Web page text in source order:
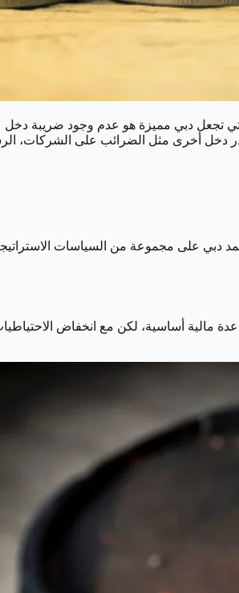
تجعل دبي مميزة هو عدم وجود ضريبة دخل
دخل أخرى مثل الضرائب على الشركات،
دبي على مجموعة من السياسات
لدبي بعد اكتشافه في حقل الفاتح عام 1966، شكلت عائدات النفط قاعدة مالية